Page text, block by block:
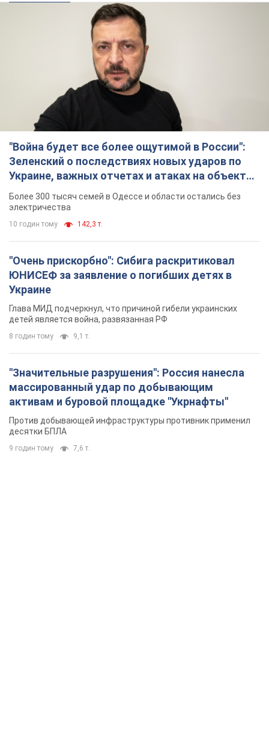
"Война будет все более ощутимой в России":
Зеленский о последствиях новых ударов по
Украине, важных отчетах и атаках на объекты
противника. Видео
Более 300 тысяч семей в Одессе и области остались без
электричества
10 годин тому 142,3 т.
"Очень прискорбно": Сибига раскритиковал
ЮНИСЕФ за заявление о погибших детях в
Украине
Глава МИД подчеркнул, что причиной гибели украинских
детей является война, развязанная РФ
8 годин тому 9,1 т.
"Значительные разрушения": Россия нанесла
массированный удар по добывающим
активам и буровой площадке "Укрнафты"
Против добывающей инфраструктуры противник применил
десятки БПЛА
9 годин тому 7,6 т.